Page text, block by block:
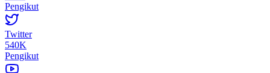
Pengikut
Twitter
540K
Pengikut